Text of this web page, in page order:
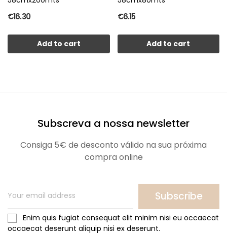
€16.30
Add to cart
€6.15
Add to cart
Subscreva a nossa newsletter
Consiga 5€ de desconto válido na sua próxima
compra online
Subscribe
Enim quis fugiat consequat elit minim nisi eu occaecat
occaecat deserunt aliquip nisi ex deserunt.